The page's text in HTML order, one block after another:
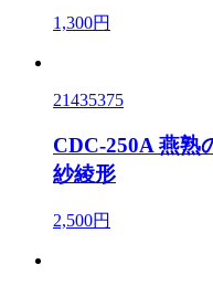
1,300円
21435375
CDC-250A 燕熟
紗綾形
2,500円